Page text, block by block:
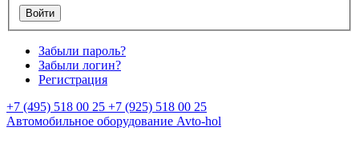
Забыли пароль?
Забыли логин?
Регистрация
+7 (495) 518 00 25 +7 (925) 518 00 25
Автомобильное оборудование Avto-hol